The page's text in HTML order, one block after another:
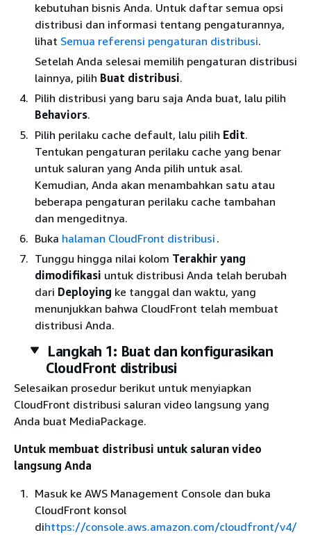
kebutuhan bisnis Anda. Untuk daftar semua opsi
distribusi dan informasi tentang pengaturannya,
lihat Semua referensi pengaturan distribusi.
Setelah Anda selesai memilih pengaturan distribusi
lainnya, pilih Buat distribusi.
Pilih distribusi yang baru saja Anda buat, lalu pilih
Behaviors.
Pilih perilaku cache default, lalu pilih Edit.
Tentukan pengaturan perilaku cache yang benar
untuk saluran yang Anda pilih untuk asal.
Kemudian, Anda akan menambahkan satu atau
beberapa pengaturan perilaku cache tambahan
dan mengeditnya.
Buka halaman CloudFront distribusi .
Tunggu hingga nilai kolom Terakhir yang
dimodifikasi untuk distribusi Anda telah berubah
dari Deploying ke tanggal dan waktu, yang
menunjukkan bahwa CloudFront telah membuat
distribusi Anda.
Langkah 1: Buat dan konfigurasikan
CloudFront distribusi
Selesaikan prosedur berikut untuk menyiapkan
CloudFront distribusi saluran video langsung yang
Anda buat MediaPackage.
Untuk membuat distribusi untuk saluran video
langsung Anda
Masuk ke AWS Management Console dan buka
CloudFront konsol
dihttps://console.aws.amazon.com/cloudfront/v4/